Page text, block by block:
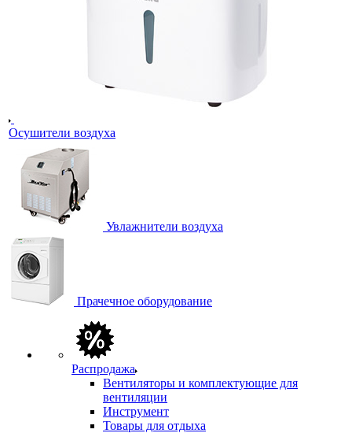
Осушители воздуха
Увлажнители воздуха
Прачечное оборудование
Распродажа
Вентиляторы и комплектующие для
вентиляции
Инструмент
Товары для отдыха